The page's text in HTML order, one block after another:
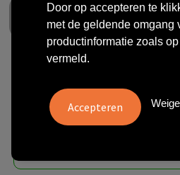
€ 13,40 vanafexcl. btw - bekijk
Door op accepteren te
met de geldende omgang
productinformatie zoals
vermeld.